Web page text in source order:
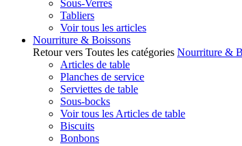
Sous-Verres
Tabliers
Voir tous les articles
Nourriture & Boissons
Retour vers Toutes les catégories Nourriture &
Articles de table
Planches de service
Serviettes de table
Sous-bocks
Voir tous les Articles de table
Biscuits
Bonbons